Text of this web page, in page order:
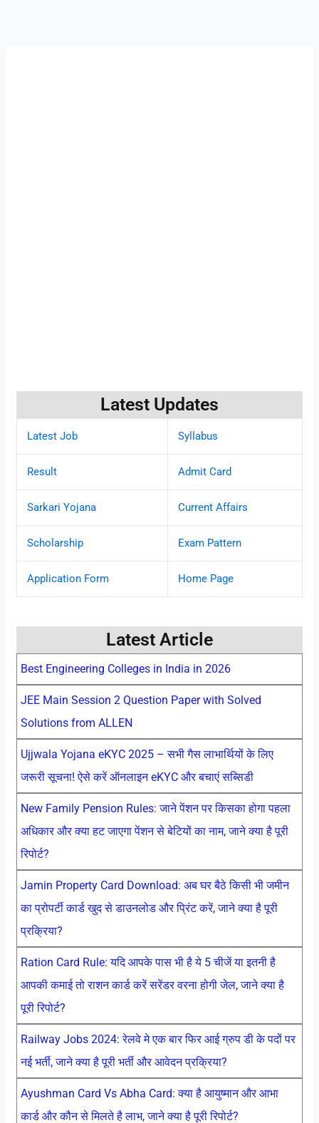
Latest Updates
Latest Job Syllabus
Result Admit Card
Sarkari Yojana Current Affairs
Scholarship Exam Pattern
Application Form Home Page
Latest Article
Best Engineering Colleges in India in 2026
JEE Main Session 2 Question Paper with Solved
Solutions from ALLEN
Ujjwala Yojana eKYC 2025 – सभी गैस लाभार्थियों के लिए
जरूरी सूचना! ऐसे करें ऑनलाइन eKYC और बचाएं सब्सिडी
New Family Pension Rules: जाने पेंशन पर किसका होगा पहला
अधिकार और क्या हट जाएगा पेंशन से बेटियों का नाम, जाने क्या है पूरी
रिपोर्ट?
Jamin Property Card Download: अब घर बैठे किसी भी जमीन
का प्रोपर्टी कार्ड खुद से डाउनलोड और प्रिंट करें, जाने क्या है पूरी
प्रक्रिया?
Ration Card Rule: यदि आपके पास भी है ये 5 चीजें या इतनी है
आपकी कमाई तो राशन कार्ड करें सरेंडर वरना होगी जेल, जाने क्या है
पूरी रिपोर्ट?
Railway Jobs 2024: रेलवे मे एक बार फिर आई ग्रुप डी के पदों पर
नई भर्ती, जाने क्या है पूरी भर्ती और आवेदन प्रक्रिया?
Ayushman Card Vs Abha Card: क्या है आयुष्मान और आभा
कार्ड और कौन से मिलते है लाभ, जाने क्या है पूरी रिपोर्ट?